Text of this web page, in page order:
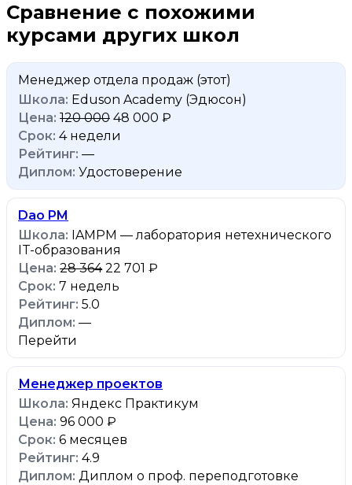
Сравнение с похожими
курсами других школ
Менеджер отдела продаж (этот)
Eduson Academy (Эдюсон)
120 000 48 000 ₽
4 недели
—
Удостоверение
Dao PM
IAMPM — лаборатория нетехнического
IT-образования
28 36422 701 ₽
7 недель
5.0
—
Перейти
Менеджер проектов
Яндекс Практикум
96 000 ₽
6 месяцев
4.9
Диплом о проф. переподготовке